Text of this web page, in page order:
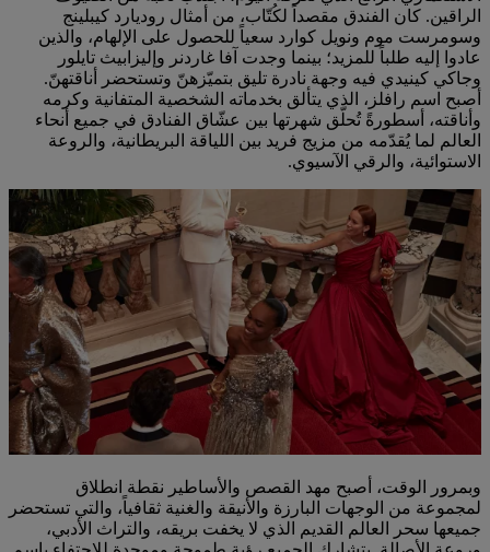
الراقين. كان الفندق مقصداً لكُتّاب، من أمثال روديارد كيبلينج
وسومرست موم ونويل كوارد سعياً للحصول على الإلهام، والذين
عادوا إليه طلباً للمزيد؛ بينما وجدت آفا غاردنر وإليزابيث تايلور
وجاكي كينيدي فيه وجهة نادرة تليق بتميّزهنّ وتستحضر أناقتهنّ.
أصبح اسم رافلز، الذي يتألق بخدماته الشخصية المتفانية وكرمه
وأناقته، أسطورةً تُحلّق شهرتها بين عشّاق الفنادق في جميع أنحاء
العالم لما يُقدّمه من مزيج فريد بين اللياقة البريطانية، والروعة
الاستوائية، والرقي الآسيوي.
وبمرور الوقت، أصبح مهد القصص والأساطير نقطة انطلاق
لمجموعة من الوجهات البارزة والأنيقة والغنية ثقافياً، والتي تستحضر
جميعها سحر العالم القديم الذي لا يخفت بريقه، والتراث الأدبي،